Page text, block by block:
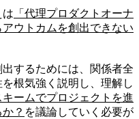
は 「代理プロダクトオーナ
ウトカムを創出できない
するためには、関係者全
根気強く説明し、理解し
キームでプロジェクトを進
？ を議論していく必要が